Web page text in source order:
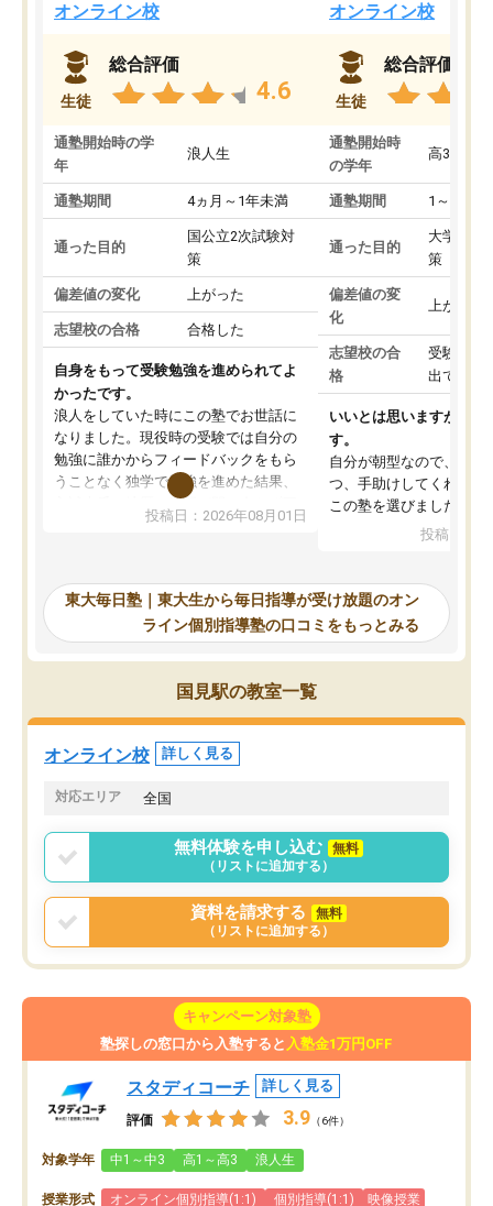
オンライン校
生徒
総合評価
4.6
通塾開始時の学
年
浪人生
通塾期間 4ヵ月～1年未満
通った目的
国公立2次試験対
策
偏差値の変化 上がった
志望校の合格 合格した
自身をもって受験勉強を進められてよ
かったです。
浪人をしていた時にこの塾でお世話に
なりました。現役時の受験では自分の
勉強に誰かからフィードバックをもら
うことなく独学で勉強を進めた結果、
入試本番に地歴の学習が間に合わず不
合格となってしまいました。その経験
東大毎日塾にたどり着きました。学習
の長期計画や日々の勉強のやり方につ
いて客観的なアドバイスをいただけた
ので、自信をもって受験勉強を進める
ことができました。自分のように勉強
のやり方や進捗管理で苦労している方
には特におすすめしたい塾です。
投稿日：2026年08月01日
オンライン校
生徒
総合評価
通塾開始時
の学年
高3
通塾期間 1～3ヵ月
通った目的
大学入学
策
偏差値の変
化
上がった
志望校の合
格
受験して
出ていな
いいとは思いますが、料
す。
自分が朝型なので、自習
つ、手助けしてくれる設
この塾を選びました。
投稿日：
東大毎日塾｜東大生から毎日指導が受け放題のオン
ライン個別指導塾の口コミをもっとみる
国見駅の教室一覧
オンライン校 詳しく見る
対応エリア 全国
無料体験を申し込む
無料
（リストに追加する）
資料を請求する
無料
（リストに追加する）
キャンペーン対象塾
塾探しの窓口から入塾すると 入塾金1万円OFF
スタディコーチ 詳しく見る
評価 3.9 （6件）
対象学年 中1～中3 高1～高3 浪人生
授業形式 オンライン個別指導(1:1) 個別指導(1:1)
映像授業